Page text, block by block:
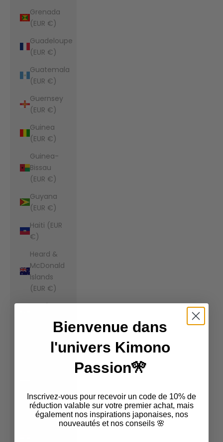
Grenada
(EUR €)
Guadeloupe
(EUR €)
Guatemala
(EUR €)
Guernsey
(EUR €)
Guinea
(EUR €)
Guinea-
Bissau
(EUR €)
Guyana
(EUR €)
Haiti (EUR
€)
Heard &
McDonald
Islands
(EUR €)
Honduras
Hong Kong
SAR (EUR
Iceland
(EUR €)
Bienvenue dans
l'univers Kimono
Passion🎌
Inscrivez-vous pour recevoir un code de 10% de
réduction valable sur votre premier achat, mais
également nos inspirations japonaises, nos
nouveautés et nos conseils 🌸